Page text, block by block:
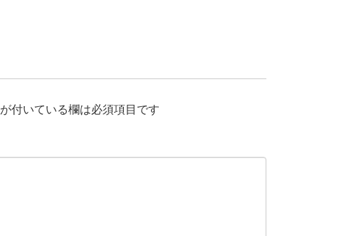
が付いている欄は必須項目です